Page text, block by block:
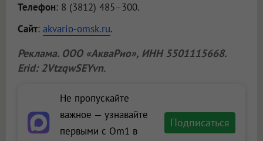
Телефон: 8 (3812) 485–300.
Сайт: akvario-omsk.ru.
Реклама. ООО «АкваРио», ИНН 5501115668.
Erid: 2VtzqwSEYvn.
Не пропускайте
важное — узнавайте
первыми с Om1 в
Подписаться